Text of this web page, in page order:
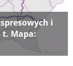
i
Mapa: